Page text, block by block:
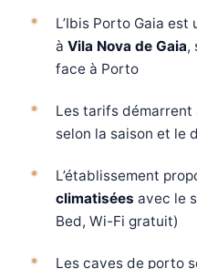
L’Ibis Porto Gaia
à Vila Nova de Gaia,
face à Porto
Les tarifs démarrent
selon la saison et le
L’établissement
climatisées avec le
Bed, Wi-Fi gratuit)
Les caves de porto